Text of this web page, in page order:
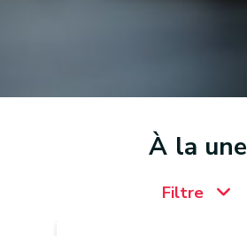
À la une
Filtre